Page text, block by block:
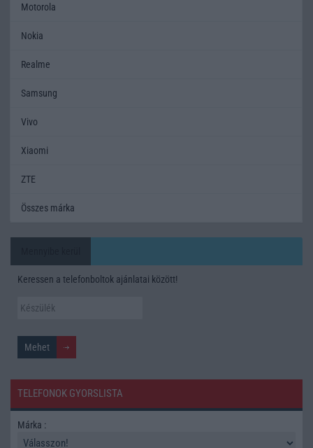
Motorola
Nokia
Realme
Samsung
Vivo
Xiaomi
ZTE
Összes márka
Keressen a telefonboltok ajánlatai között!
TELEFONOK GYORSLISTA
Márka :